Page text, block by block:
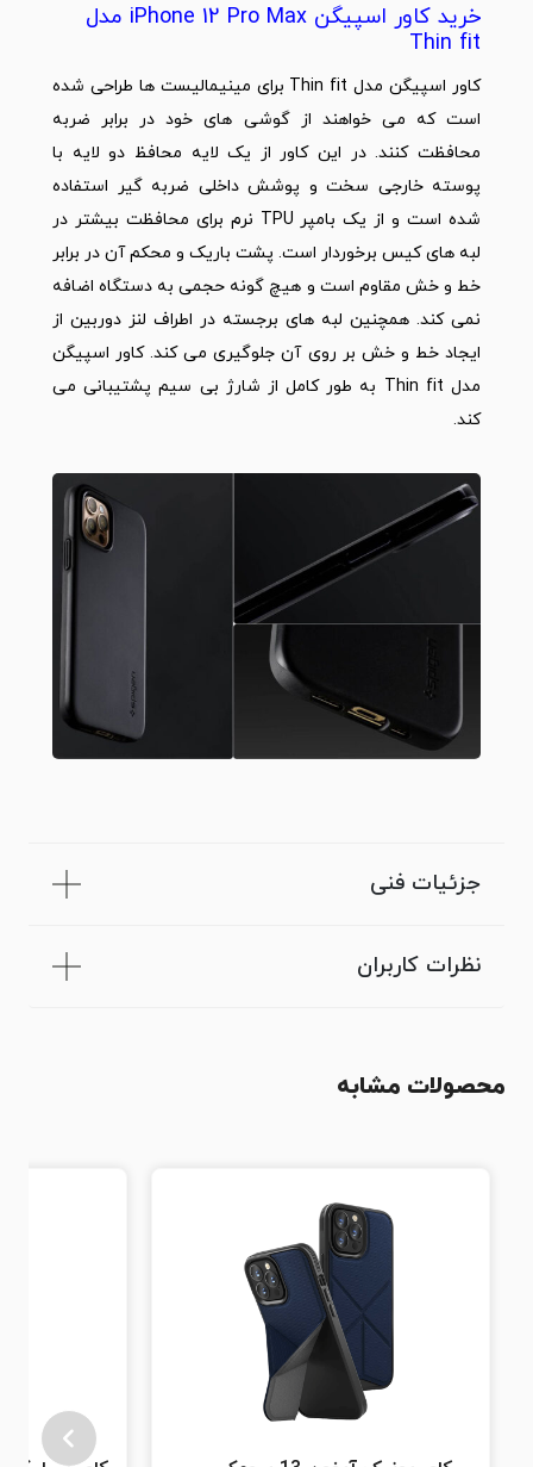
خرید کاور اسپیگن iPhone 12 Pro Max مدل
Thin fit
کاور اسپیگن مدل Thin fit برای مینیمالیست ها طراحی شده
است که می خواهند از گوشی های خود در برابر ضربه
محافظت کنند. در این کاور از یک لایه محافظ دو لایه با
پوسته خارجی سخت و پوشش داخلی ضربه گیر استفاده
شده است و از یک بامپر TPU نرم برای محافظت بیشتر در
لبه های کیس برخوردار است. پشت باریک و محکم آن در برابر
خط و خش مقاوم است و هیچ گونه حجمی به دستگاه اضافه
نمی کند. همچنین لبه های برجسته در اطراف لنز دوربین از
ایجاد خط و خش بر روی آن جلوگیری می کند. کاور اسپیگن
مدل Thin fit به طور کامل از شارژ بی سیم پشتیبانی می
کند.
جزئیات فنی
نظرات کاربران
محصولات مشابه